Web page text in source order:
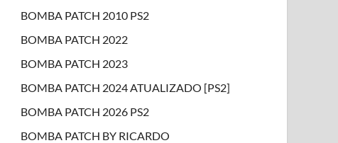
BOMBA PATCH 2010 PS2
BOMBA PATCH 2022
BOMBA PATCH 2023
BOMBA PATCH 2024 ATUALIZADO [PS2]
BOMBA PATCH 2026 PS2
BOMBA PATCH BY RICARDO